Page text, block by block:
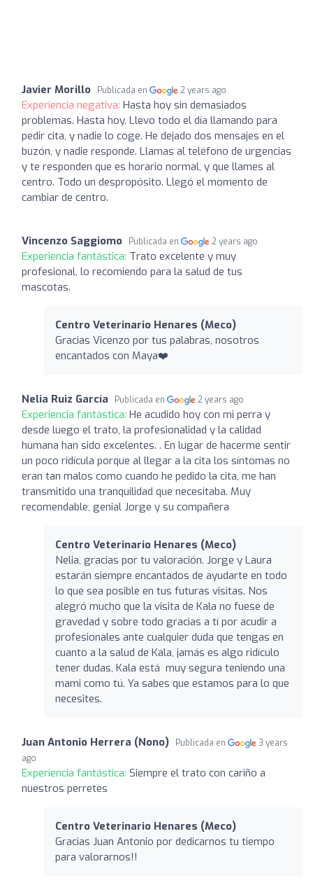
Javier Morillo Publicada en 2 years ago
Experiencia negativa: Hasta hoy sin demasiados
problemas. Hasta hoy. Llevo todo el día llamando para
pedir cita, y nadie lo coge. He dejado dos mensajes en el
buzón, y nadie responde. Llamas al teléfono de urgencias
y te responden que es horario normal, y que llames al
centro. Todo un despropósito. Llegó el momento de
cambiar de centro.
Vincenzo Saggiomo Publicada en 2 years ago
Experiencia fantástica: Trato excelente y muy
profesional, lo recomiendo para la salud de tus
mascotas.
Centro Veterinario Henares (Meco)
Gracias Vicenzo por tus palabras, nosotros
encantados con Maya❤️
Nelia Ruiz García Publicada en 2 years ago
Experiencia fantástica: He acudido hoy con mi perra y
desde luego el trato, la profesionalidad y la calidad
humana han sido excelentes. . En lugar de hacerme sentir
un poco ridícula porque al llegar a la cita los síntomas no
eran tan malos como cuando he pedido la cita, me han
transmitido una tranquilidad que necesitaba. Muy
recomendable, genial Jorge y su compañera
Centro Veterinario Henares (Meco)
Nelia, gracias por tu valoración. Jorge y Laura
estarán siempre encantados de ayudarte en todo
lo que sea posible en tus futuras visitas. Nos
alegró mucho que la visita de Kala no fuese de
gravedad y sobre todo gracias a tí por acudir a
profesionales ante cualquier duda que tengas en
cuanto a la salud de Kala, jamás es algo ridículo
tener dudas, Kala está muy segura teniendo una
mami como tú. Ya sabes que estamos para lo que
necesites.
Juan Antonio Herrera (Nono) Publicada en
3 years
ago
Experiencia fantástica: Siempre el trato con cariño a
nuestros perretes
Centro Veterinario Henares (Meco)
Gracias Juan Antonio por dedicarnos tu tiempo
para valorarnos!!